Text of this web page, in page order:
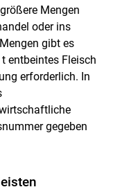
Mengen
oder ins
gibt es
entbeintes Fleisch
erforderlich. In
gegeben